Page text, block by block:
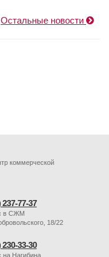
Остальные новости
коммерческой
237-77-37
в СЖМ
18/22
230-33-30
Нагибина